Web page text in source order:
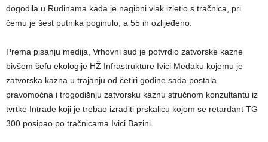
dogodila u Rudinama kada je nagibni vlak izletio s tračnica, pri
čemu je šest putnika poginulo, a 55 ih ozlijeđeno.
Prema pisanju medija, Vrhovni sud je potvrdio zatvorske kazne
bivšem šefu ekologije HŽ Infrastrukture Ivici Medaku kojemu je
zatvorska kazna u trajanju od četiri godine sada postala
pravomoćna i trogodišnju zatvorsku kaznu stručnom konzultantu iz
tvrtke Intrade koji je trebao izraditi prskalicu kojom se retardant TG
300 posipao po tračnicama Ivici Bazini.